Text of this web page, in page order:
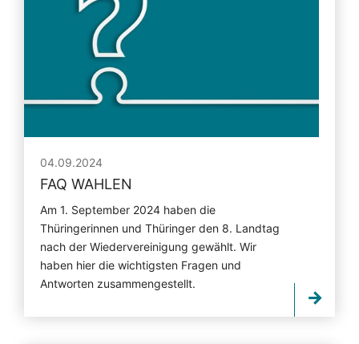
04.09.2024
FAQ WAHLEN
Am 1. September 2024 haben die
Thüringerinnen und Thüringer den 8. Landtag
nach der Wiedervereinigung gewählt. Wir
haben hier die wichtigsten Fragen und
Antworten zusammengestellt.